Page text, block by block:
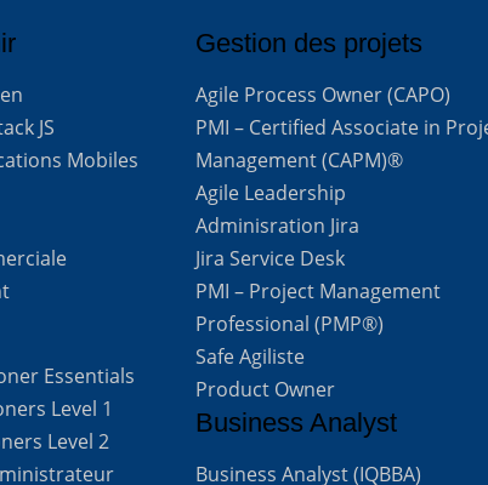
JS
Mobiles
Essentials
Level 1
Level 2
Gestion des projets
Agile Process Owner (CAPO)
PMI – Certified Associate in
Management (CAPM)®
Agile Leadership
Adminisration Jira
Jira Service Desk
PMI – Project Management
Professional (PMP®)
Safe Agiliste
Product Owner
Business Analyst
Business Analyst (IQBBA)